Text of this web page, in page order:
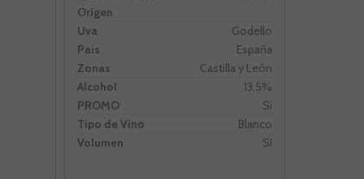
Origen
Uva
Godello
Pais
España
Zonas
Castilla y León
Alcohol
13,5%
PROMO
Si
Tipo de Vino
Blanco
Volumen
SI